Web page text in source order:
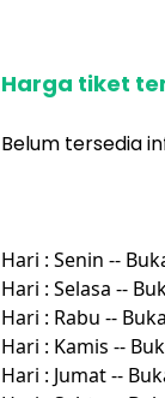
Harga tiket
Belum tersedia
Hari : Senin --
Hari : Selasa --
Hari : Rabu --
Hari : Kamis --
Hari : Jumat --